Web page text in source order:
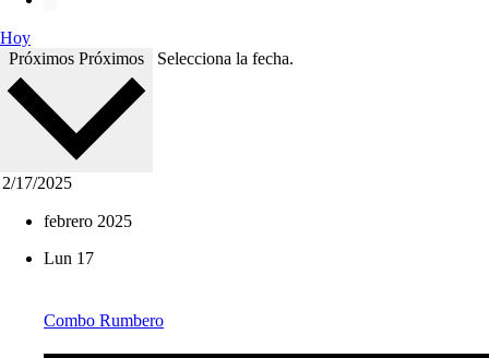
Hoy
Próximos Próximos Selecciona la fecha.
febrero 2025
Lun 17
Combo Rumbero